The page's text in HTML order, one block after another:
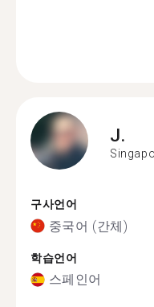
J.
구사언어
중국어 (간체)
학습언어
스페인어